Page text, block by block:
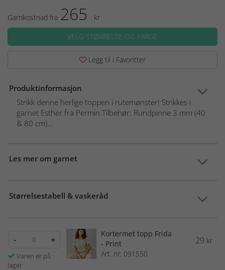
Garnkostnad fra 265
kr
VELG STØRRELSE OG FARGE
Legg til i Favoritter
Produktinformasjon
Strikk denne herlige toppen i rutemønster! Strikkes i
garnet Esther fra Permin.Tilbehør: Rundpinne 3 mm (40
& 80 cm)...
Les mer om garnet
Størrelsestabell & vaskeråd
- +
Varen er på
lager
Kortermet topp Frida
- Print
Art. nr: 091550
29 kr